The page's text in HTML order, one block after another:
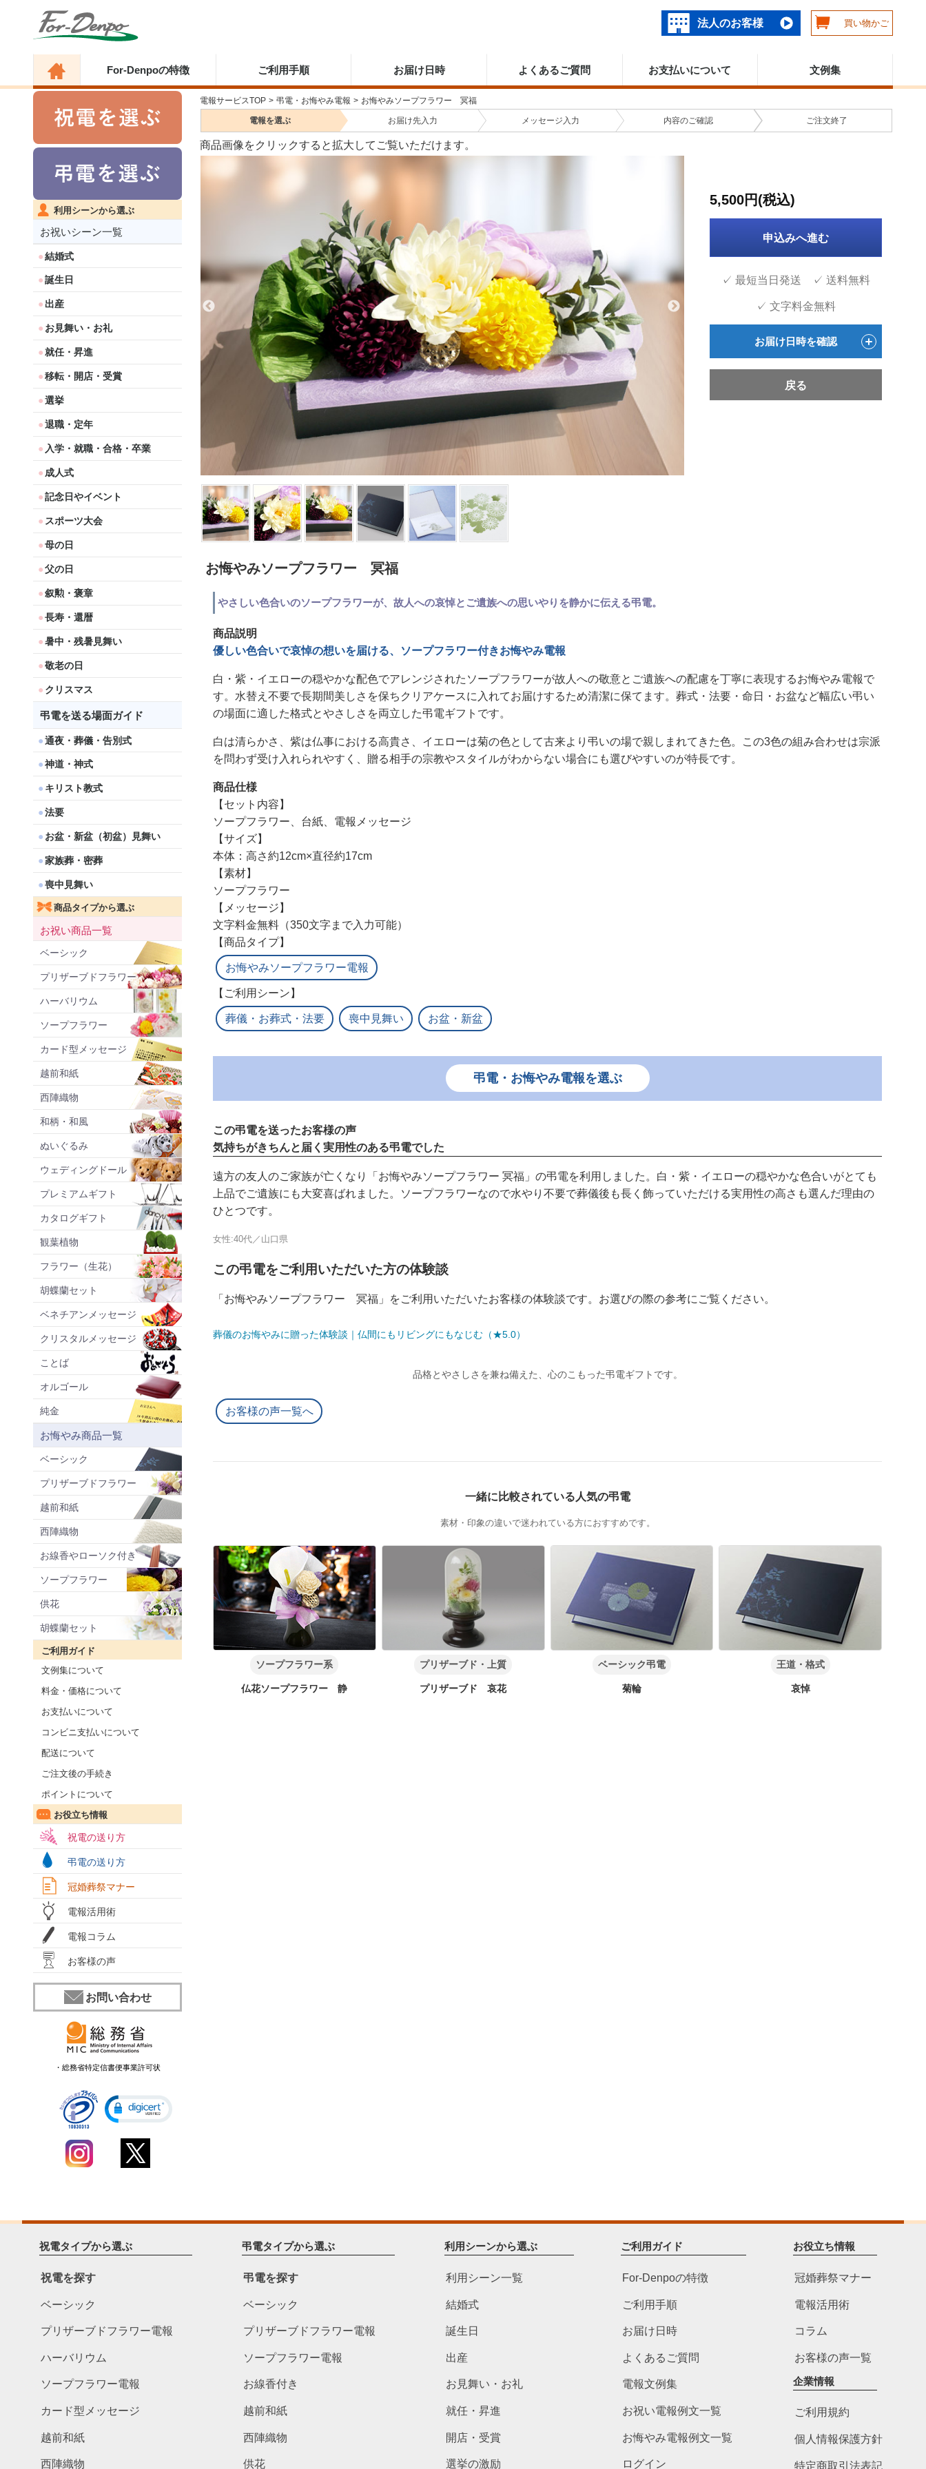
法人のお客様 買い物かご
For-Denpoの特徴 ご利用手順 お届け日時 よくあるご質問 お支払いについて 文例集
利用シーンから選ぶ
お祝いシーン一覧
結婚式
誕生日
出産
お見舞い・お礼
就任・昇進
移転・開店・受賞
選挙
退職・定年
入学・就職・合格・卒業
成人式
記念日やイベント
スポーツ大会
母の日
父の日
叙勲・褒章
長寿・還暦
暑中・残暑見舞い
敬老の日
クリスマス
弔電を送る場面ガイド
通夜・葬儀・告別式
神道・神式
キリスト教式
法要
お盆・新盆（初盆）見舞い
家族葬・密葬
喪中見舞い
商品タイプから選ぶ
お祝い商品一覧
ベーシック
プリザーブドフラワー
ハーバリウム
ソープフラワー
カード型メッセージ
越前和紙
西陣織物
和柄・和風
ぬいぐるみ
ウェディングドール
プレミアムギフト
カタログギフト
観葉植物
フラワー（生花）
胡蝶蘭セット
ベネチアンメッセージ
クリスタルメッセージ
ことば
オルゴール
純金
お悔やみ商品一覧
ベーシック
プリザーブドフラワー
越前和紙
西陣織物
お線香やローソク付き
ソープフラワー
供花
胡蝶蘭セット
ご利用ガイド
文例集について
料金・価格について
お支払いについて
コンビニ支払いについて
配送について
ご注文後の手続き
ポイントについて
お役立ち情報
祝電の送り方
弔電の送り方
冠婚葬祭マナー
電報活用術
電報コラム
お客様の声
お問い合わせ
・総務省特定信書便事業許可状
電報サービスTOP > 弔電・お悔やみ電報 > お悔やみソープフラワー 冥福
電報を選ぶ お届け先入力 メッセージ 入力 内容の ご確認 ご注文終了
商品画像をクリックすると拡大してご覧いただけます。
お悔やみソープフラワー 冥福
やさしい色合いのソープフラワーが、故人への哀悼とご遺族への思いやりを静かに伝える弔電。
商品説明
優しい色合いで哀悼の想いを届ける、ソープフラワー付きお悔やみ電報
白・紫・イエローの穏やかな配色でアレンジされたソープフラワーが故人への敬意とご遺族への配慮を丁寧に表現するお悔やみ電報で
す。水替え不要で長期間美しさを保ちクリアケースに入れてお届けするため清潔に保てます。葬式・法要・命日・お盆など幅広い弔い
の場面に適した格式とやさしさを両立した弔電ギフトです。
白は清らかさ、紫は仏事における高貴さ、イエローは菊の色として古来より弔いの場で親しまれてきた色。この3色の組み合わせは宗派
を問わず受け入れられやすく、贈る相手の宗教やスタイルがわからない場合にも選びやすいのが特長です。
商品仕様
【セット内容】
ソープフラワー、台紙、電報メッセージ
【サイズ】
本体：高さ約12cm×直径約17cm
【素材】
ソープフラワー
【メッセージ】
文字料金無料（350文字まで入力可能）
【商品タイプ】
お悔やみソープフラワー電報
【ご利用シーン】
葬儀・お葬式・法要 喪中見舞い お盆・新盆
弔電・お悔やみ電報を選ぶ
この弔電を送ったお客様の声
気持ちがきちんと届く実用性のある弔電でした
遠方の友人のご家族が亡くなり「お悔やみソープフラワー 冥福」の弔電を利用しました。白・紫・イエローの穏やかな色合いがとても
上品でご遺族にも大変喜ばれました。ソープフラワーなので水やり不要で葬儀後も長く飾っていただける実用性の高さも選んだ理由の
ひとつです。
女性:40代／山口県
この弔電をご利用いただいた方の体験談
「お悔やみソープフラワー 冥福」をご利用いただいたお客様の体験談です。お選びの際の参考にご覧ください。
葬儀のお悔やみに贈った体験談｜仏間にもリビングにもなじむ（★5.0）
品格とやさしさを兼ね備えた、心のこもった弔電ギフトです。
お客様の声一覧へ
一緒に比較されている人気の弔電
素材・印象の違いで迷われている方におすすめです。
ソープフラワー系
仏花ソープフラワー 静
プリザーブド・上質
プリザーブド 哀花
ベーシック弔電
菊輪
王道・格式
哀悼
5,500円(税込)
申込みへ進む
✓ 最短当日発送 ✓ 送料無料
✓ 文字料金無料
お届け日時を確認
戻る
祝電タイプから選ぶ
祝電を探す
ベーシック
プリザーブドフラワー電報
ハーバリウム
ソープフラワー電報
カード型メッセージ
越前和紙
西陣織物
弔電タイプから選ぶ
弔電を探す
ベーシック
プリザーブドフラワー電報
ソープフラワー電報
お線香付き
越前和紙
西陣織物
供花
利用シーンから選ぶ
利用シーン一覧
結婚式
誕生日
出産
お見舞い・お礼
就任・昇進
開店・受賞
選挙の激励
ご利用ガイド
For-Denpoの特徴
ご利用手順
お届け日時
よくあるご質問
電報文例集
お祝い電報例文一覧
お悔やみ電報例文一覧
ログイン
お役立ち情報
冠婚葬祭マナー
電報活用術
コラム
お客様の声一覧
企業情報
ご利用規約
個人情報保護方針
特定商取引法表記